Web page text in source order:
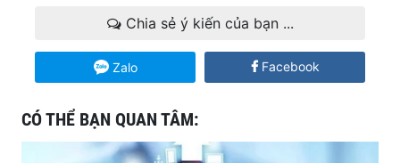
Chia sẻ ý kiến của bạn ...
Zalo Facebook
CÓ THỂ BẠN QUAN TÂM: